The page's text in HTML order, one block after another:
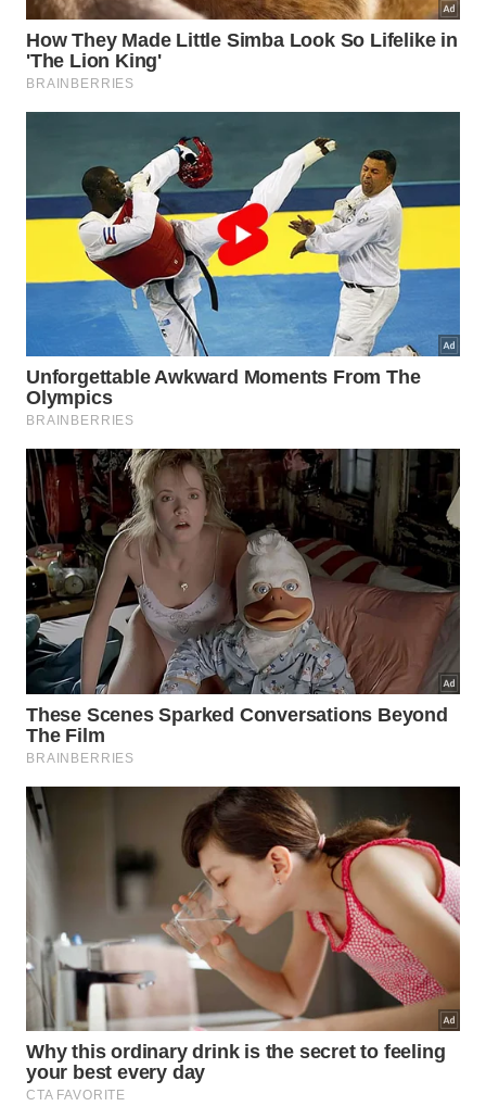
​Integração com o ‘People Mover’
​A inauguração deste ponto de embarque coincide
com a fase de comissionamento do
Aeromóvel
(AeroGRU), o sistema de trilhos que liga a CPTM
aos terminais.
@marciolcdiniz
Fui conferir como é o Aeromóvel do Aeroporto de
Guarulhos, que está funcionando em caráter
experimental com o público em geral.O
funcionamento ocorre das 17h30 a 0h, com
limitação de até 100 passageiros por viagem.
#peoplemove #gruairport #gru #travel #sp
♬ som original – Márcio Diniz
Com a operação do “people mover” ainda operando
em horários restritos, a melhoria nos acessos de
automóveis é vista pela concessionária como
essencial para absorver o aumento de demanda
esperado para 2026.